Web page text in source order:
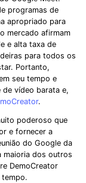
programas de
apropriado para
mercado afirmam
e alta taxa de
para todos os
Portanto,
seu tempo e
de vídeo barata e,
.
poderoso que
e fornecer a
do Google da
maioria dos outros
DemoCreator
tempo.